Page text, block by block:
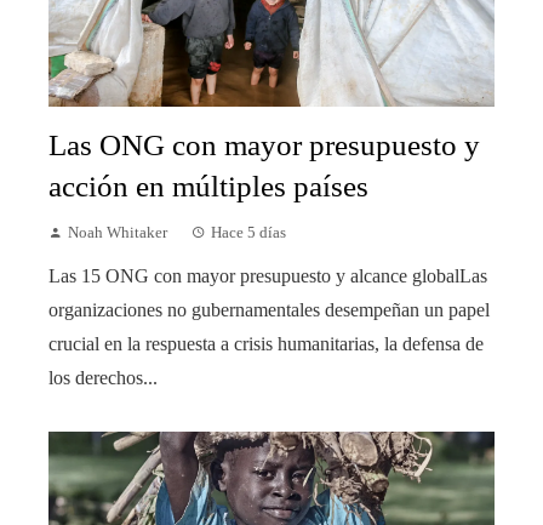
Las ONG con mayor presupuesto y
acción en múltiples países
Noah Whitaker Hace 5 días
Las 15 ONG con mayor presupuesto y alcance globalLas
organizaciones no gubernamentales desempeñan un papel
crucial en la respuesta a crisis humanitarias, la defensa de
los derechos...